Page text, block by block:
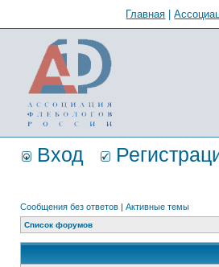
Главная |
Вход
Сообщения без ответов | Активные темы
Список форумов